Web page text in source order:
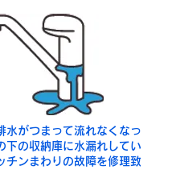
水がつまって流れなくなっ
下の収納庫に水漏れしてい
チンまわりの故障を修理致